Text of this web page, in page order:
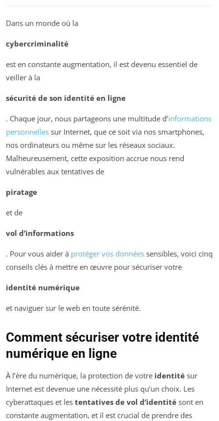
Dans un monde où la
cybercriminalité
est en constante augmentation, il est devenu essentiel de
veiller à la
sécurité de son identité en ligne
. Chaque jour, nous partageons une multitude d’informations
personnelles sur Internet, que ce soit via nos smartphones,
nos ordinateurs ou même sur les réseaux sociaux.
Malheureusement, cette exposition accrue nous rend
vulnérables aux tentatives de
piratage
et de
vol d’informations
. Pour vous aider à protéger vos données sensibles, voici cinq
conseils clés à mettre en œuvre pour sécuriser votre
identité numérique
et naviguer sur le web en toute sérénité.
Comment sécuriser votre identité
numérique en ligne
À l’ère du numérique, la protection de votre identité sur
Internet est devenue une nécessité plus qu’un choix. Les
cyberattaques et les tentatives de vol d’identité sont en
constante augmentation, et il est crucial de prendre des